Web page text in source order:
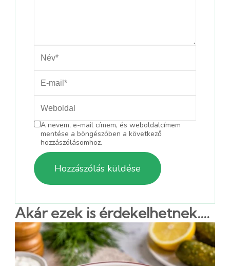
A nevem, e-mail címem, és weboldalcímem
mentése a böngészőben a következő
hozzászólásomhoz.
Akár ezek is érdekelhetnek....